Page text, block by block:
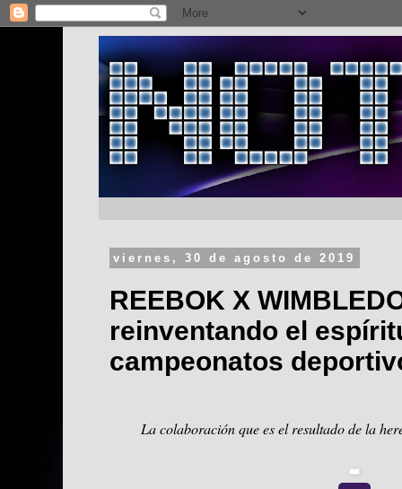
viernes, 30 de agosto de 2019
REEBOK X
reinventando el
campeonatos
La colaboración que es el resultado de la